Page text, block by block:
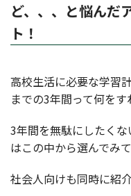
ど、、、と悩んだ
ト！
高校生活に必要な学習
までの3年間って何をす
3年間を無駄にしたく
はこの中から選んでみ
社会人向けも同時に紹